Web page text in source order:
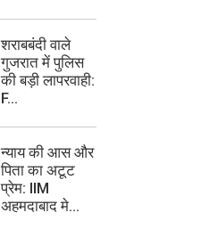
शराबबंदी वाले
गुजरात में पुलिस
की बड़ी लापरवाही:
F...
न्याय की आस और
पिता का अटूट
प्रेम: IIM
अहमदाबाद मे...